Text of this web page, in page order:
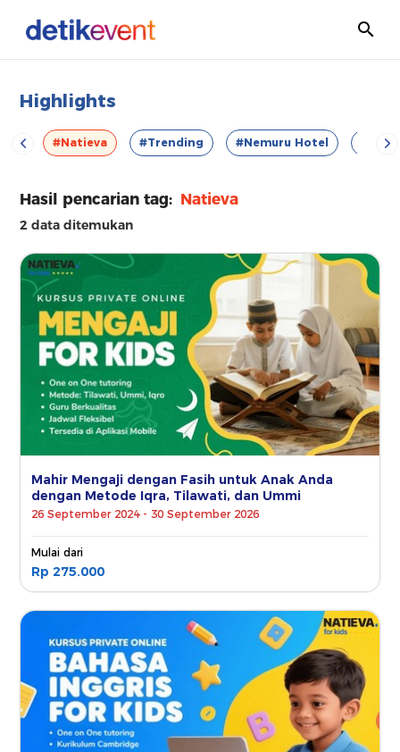
Highlights
#Natieva #Trending #Nemuru Hotel
Hasil pencarian tag: Natieva
2 data ditemukan
Mahir Mengaji dengan Fasih untuk Anak Anda
dengan Metode Iqra, Tilawati, dan Ummi
26 September 2024 - 30 September 2026
Mulai dari
Rp 275.000